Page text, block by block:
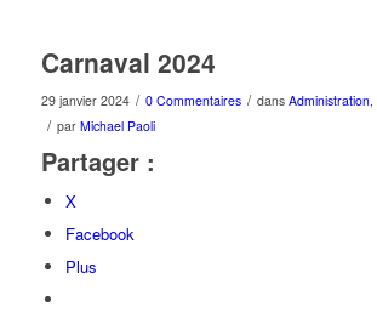
Carnaval 2024
29 janvier 2024 / 0 Commentaires / dans Administration,
/ par Michael Paoli
Partager :
X
Facebook
Plus